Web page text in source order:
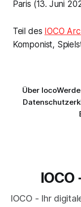
Paris (13. Juni
Teil des IOCO
Komponist,
Über Ioco
IOCO - Ihr